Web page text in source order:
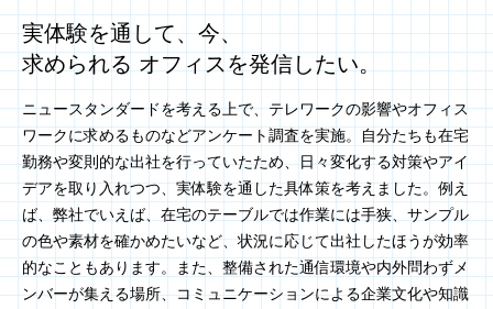
実体験を通して、今、
求められる オフィスを発信したい。
ニュースタンダードを考える上で、テレワークの影響やオフィス
ワークに求めるものなどアンケート調査を実施。自分たちも在宅
勤務や変則的な出社を行っていたため、日々変化する対策やアイ
デアを取り入れつつ、実体験を通した具体策を考えました。例え
ば、弊社でいえば、在宅のテーブルでは作業には手狭、サンプル
の色や素材を確かめたいなど、状況に応じて出社したほうが効率
的なこともあります。また、整備された通信環境や内外問わずメ
ンバーが集える場所、コミュニケーションによる企業文化や知識